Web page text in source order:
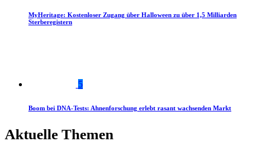
MyHeritage: Kostenloser Zugang über Halloween zu über 1,5 Milliarden
Sterberegistern
5
Boom bei DNA-Tests: Ahnenforschung erlebt rasant wachsenden Markt
Aktuelle Themen